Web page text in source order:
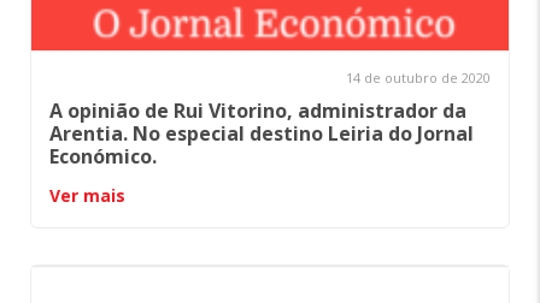
14 de outubro de 2020
A opinião de Rui Vitorino, administrador da
Arentia. No especial destino Leiria do Jornal
Económico.
Ver mais